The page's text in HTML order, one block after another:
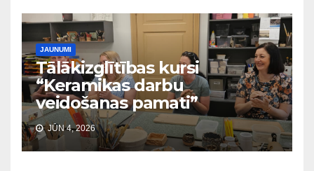
JAUNUMI
Tālākizglītības kursi
“Keramikas darbu
veidošanas pamati”
JŪN 4, 2026